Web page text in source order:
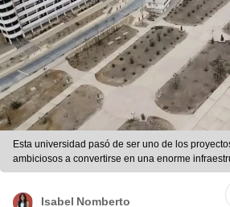
Esta universidad pasó de ser uno de los
ambiciosos a convertirse en una enorme
YouTube
Isabel Nomberto